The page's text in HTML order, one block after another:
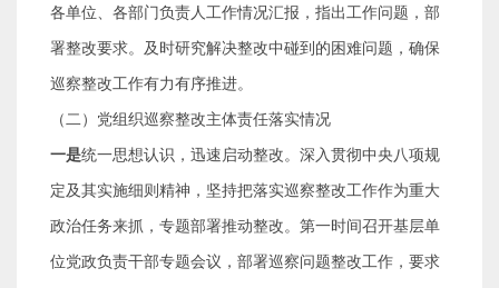
各单位、各部门负责人工作情况汇报，指出工作问题，部
署整改要求。及时研究解决整改中碰到的困难问题，确保
巡察整改工作有力有序推进。
（二）党组织巡察整改主体责任落实情况
一是统一思想认识，迅速启动整改。深入贯彻中央八项规
定及其实施细则精神，坚持把落实巡察整改工作作为重大
政治任务来抓，专题部署推动整改。第一时间召开基层单
位党政负责干部专题会议，部署巡察问题整改工作，要求